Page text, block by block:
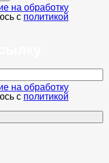
на обработку
с политикой
на обработку
с политикой